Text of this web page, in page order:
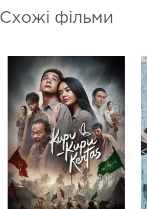
Схожі фільми